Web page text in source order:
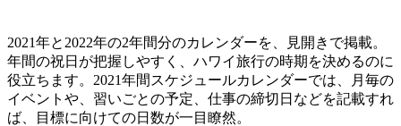
2021年と2022年の2年間分のカレンダーを、見開きで掲載。
年間の祝日が把握しやすく、ハワイ旅行の時期を決めるのに
役立ちます。2021年間スケジュールカレンダーでは、月毎の
イベントや、習いごとの予定、仕事の締切日などを記載すれ
ば、目標に向けての日数が一目瞭然。